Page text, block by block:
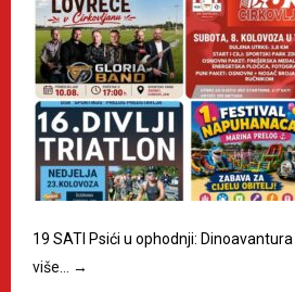
19 SATI Psići u ophodnji:
više…
→